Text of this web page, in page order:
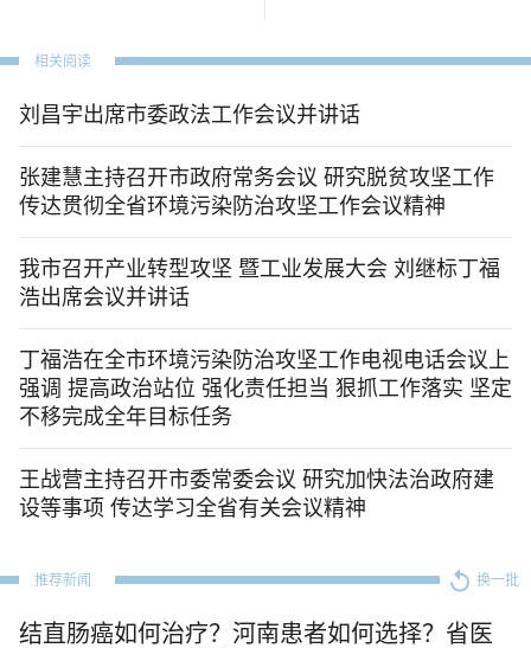
相关阅读
刘昌宇出席市委政法工作会议并讲话
张建慧主持召开市政府常务会议 研究脱贫攻坚工作
传达贯彻全省环境污染防治攻坚工作会议精神
我市召开产业转型攻坚 暨工业发展大会 刘继标丁福
浩出席会议并讲话
丁福浩在全市环境污染防治攻坚工作电视电话会议上
强调 提高政治站位 强化责任担当 狠抓工作落实 坚定
不移完成全年目标任务
王战营主持召开市委常委会议 研究加快法治政府建
设等事项 传达学习全省有关会议精神
推荐新闻 换一批
结直肠癌如何治疗？河南患者如何选择？省医